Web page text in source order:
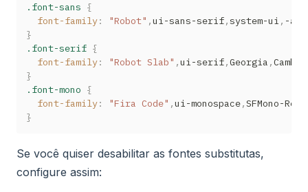
.font-sans {
font-family: "Robot" ,ui-sans-serif,system-ui , -
}
.font-serif {
font-family: "Robot Slab" ,ui-serif,Georgia ,
}
.font-mono {
font-family: "Fira Code" ,ui-monospace,SFMono-
}
Se você quiser desabilitar as fontes substitutas,
configure assim: